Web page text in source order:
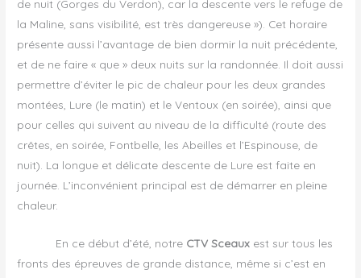
de nuit (Gorges du Verdon), car la descente vers le refuge de
la Maline, sans visibilité, est très dangereuse »). Cet horaire
présente aussi l’avantage de bien dormir la nuit précédente,
et de ne faire « que » deux nuits sur la randonnée. Il doit aussi
permettre d’éviter le pic de chaleur pour les deux grandes
montées, Lure (le matin) et le Ventoux (en soirée), ainsi que
pour celles qui suivent au niveau de la difficulté (route des
crêtes, en soirée, Fontbelle, les Abeilles et l’Espinouse, de
nuit). La longue et délicate descente de Lure est faite en
journée. L’inconvénient principal est de démarrer en pleine
chaleur.
En ce début d’été, notre CTV Sceaux est sur tous les
fronts des épreuves de grande distance, même si c’est en